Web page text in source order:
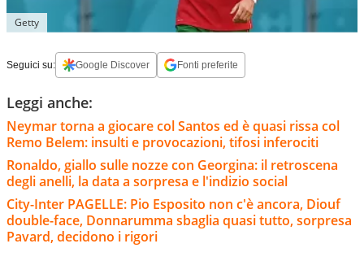
Getty
Seguici su: Google Discover Fonti preferite
Leggi anche:
Neymar torna a giocare col Santos ed è quasi rissa col
Remo Belem: insulti e provocazioni, tifosi inferociti
Ronaldo, giallo sulle nozze con Georgina: il retroscena
degli anelli, la data a sorpresa e l'indizio social
City-Inter PAGELLE: Pio Esposito non c'è ancora, Diouf
double-face, Donnarumma sbaglia quasi tutto, sorpresa
Pavard, decidono i rigori